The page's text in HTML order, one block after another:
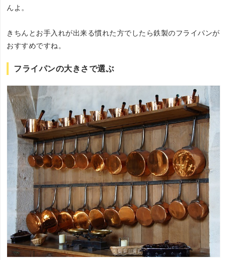
んよ。
きちんとお手入れが出来る慣れた方でしたら鉄製のフライパンが
おすすめですね。
フライパンの大きさで選ぶ